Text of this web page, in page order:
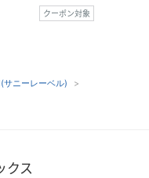
クーポン対象
サニーレーベル)
クス